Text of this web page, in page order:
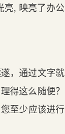
亮, 映亮了办公
，通过文字就
得这么随便？
至少应该进行